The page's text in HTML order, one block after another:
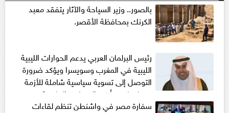
بالصور.. وزير السياحة والآثار يتفقد معبد
الكرنك بمحافظة الأقصر.
رئيس البرلمان العربي يدعم الحوارات الليبية
الليبية في المغرب وسويسرا ويؤكد ضرورة
التوصل إلى تسوية سياسية شاملة للأزمة
في ليبيا بعيداً عن التدخلات الخارجية
سفارة مصر في واشنطن تنظم لقاءات